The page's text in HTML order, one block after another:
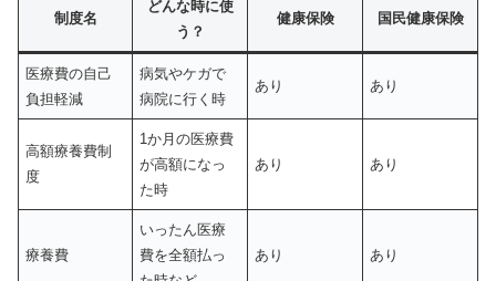
制度名
どんな時に使
う？
健康保険 国民健康保険
医療費の自己
負担軽減
病気やケガで
病院に行く時
あり あり
高額療養費制
度
1か月の医療費
が高額になっ
た時
あり あり
療養費
いったん医療
費を全額払っ
あり あり